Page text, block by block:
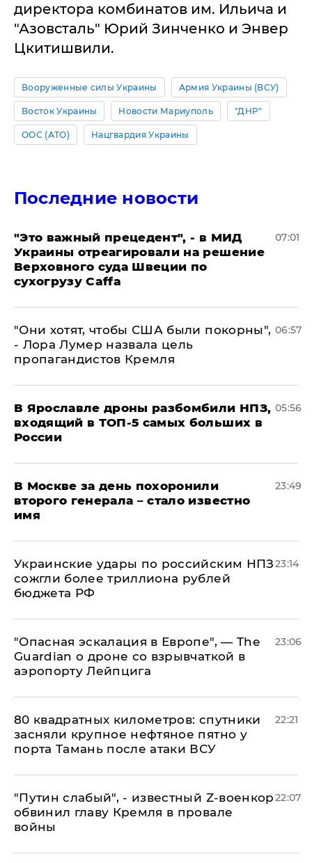
директора комбинатов им. Ильича и
"Азовсталь" Юрий Зинченко и Энвер
Цкитишвили.
Вооруженные силы Украины Армия Украины (ВСУ)
Восток Украины Новости Мариуполь "ДНР"
ООС (АТО) Нацгвардия Украины
Последние новости
"Это важный прецедент", - в МИД
Украины отреагировали на решение
Верховного суда Швеции по
сухогрузу Caffa
07:01
"Они хотят, чтобы США были покорны",
- Лора Лумер назвала цель
пропагандистов Кремля
06:57
В Ярославле дроны разбомбили НПЗ,
входящий в ТОП-5 самых больших в
России
05:56
В Москве за день похоронили
второго генерала – стало известно
имя
23:49
Украинские удары по российским НПЗ
сожгли более триллиона рублей
бюджета РФ
23:14
"Опасная эскалация в Европе", — The
Guardian о дроне со взрывчаткой в
аэропорту Лейпцига
23:06
80 квадратных километров: спутники
засняли крупное нефтяное пятно у
порта Тамань после атаки ВСУ
22:21
​"Путин слабый", - известный Z-военкор
обвинил главу Кремля в провале
войны
22:07